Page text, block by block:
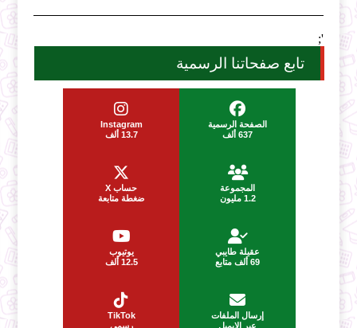
';
تابع صفحاتنا الرسمية
الصفحة الرسمية
637 ألف
Instagram
13.7 ألف
المجموعة
1.2 مليون
حساب X
ضغطة متابعة
عقيلة طايبي
69 ألف متابع
يوتيوب
12.5 ألف
إرسال الملفات
عبر الإيميل
TikTok
رسمي